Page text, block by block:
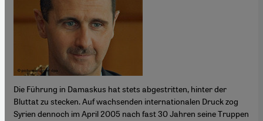
Die Führung in Damaskus hat stets abgestritten, hinter der
Bluttat zu stecken. Auf wachsenden internationalen Druck zog
Syrien dennoch im April 2005 nach fast 30 Jahren seine Truppen